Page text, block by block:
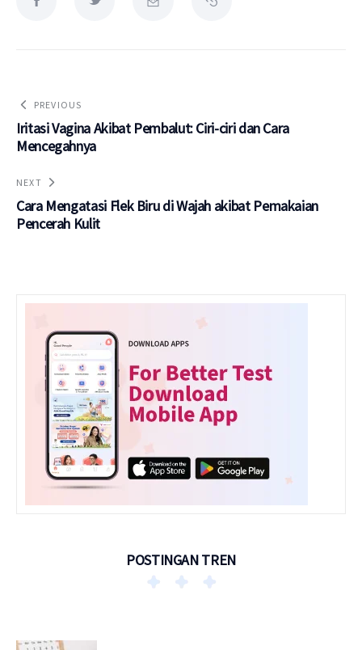
PREVIOUS
Iritasi Vagina Akibat Pembalut: Ciri-ciri dan Cara
Mencegahnya
NEXT
Cara Mengatasi Flek Biru di Wajah akibat Pemakaian
Pencerah Kulit
POSTINGAN TREN